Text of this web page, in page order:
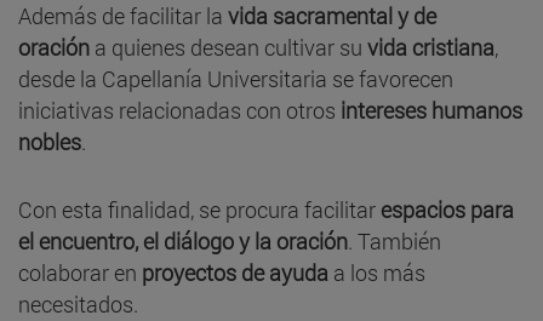
Además de facilitar la vida sacramental y de
oración a quienes desean cultivar su vida cristiana,
desde la Capellanía Universitaria se favorecen
iniciativas relacionadas con otros intereses humanos
nobles.
Con esta finalidad, se procura facilitar espacios para
el encuentro, el diálogo y la oración. También
colaborar en proyectos de ayuda a los más
necesitados.